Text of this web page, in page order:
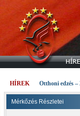
HÍREK Otthoni edzés
Mérkőzés Részletei